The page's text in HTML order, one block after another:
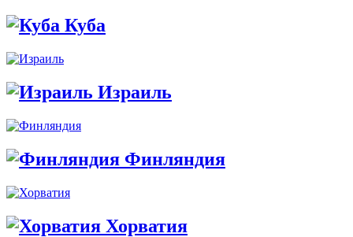
Куба
Израиль
Финляндия
Хорватия